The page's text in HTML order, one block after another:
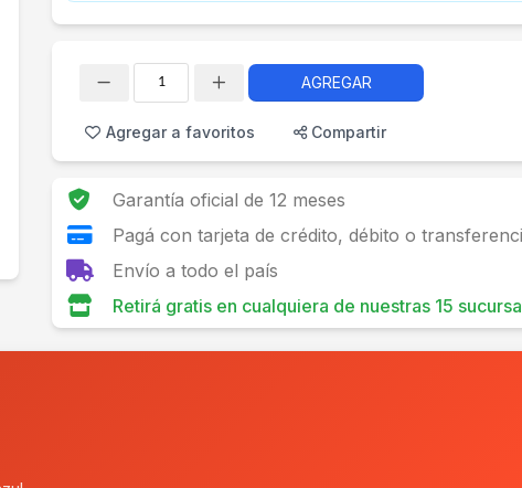
AGREGAR
Agregar a favoritos Compartir
Garantía oficial de 12 meses
Pagá con tarjeta de crédito, débito o
Envío a todo el país
Retirá gratis en cualquiera de nuestras 15